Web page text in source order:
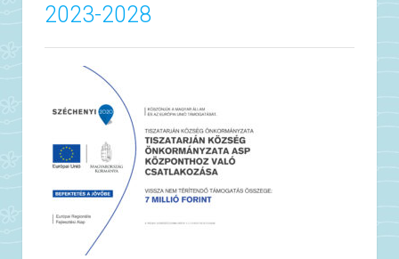
2023-2028